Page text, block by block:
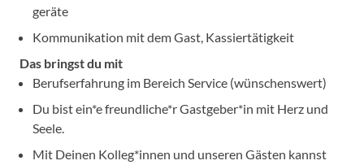
geräte
Kommunikation mit dem Gast, Kassiertätigkeit
Das bringst du mit
Berufserfahrung im Bereich Service (wünschenswert)
Du bist ein*e freundliche*r Gastgeber*in mit Herz und
Seele.
Mit Deinen Kolleg*innen und unseren Gästen kannst